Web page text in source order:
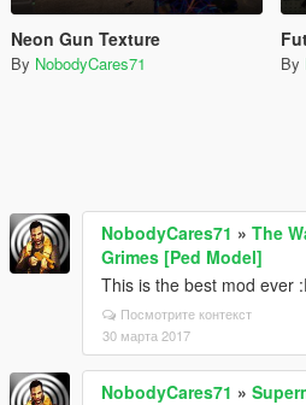
Neon Gun Texture
By NobodyCares71 By
NobodyCares71 » The
Grimes [Ped Model]
This is the best mod ever
Посмотрите контекст
30 марта 2017
NobodyCares71 »